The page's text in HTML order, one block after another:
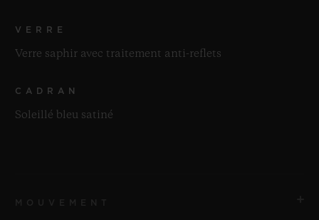
VERRE
Verre saphir avec traitement anti-reflets
CADRAN
Soleillé bleu satiné